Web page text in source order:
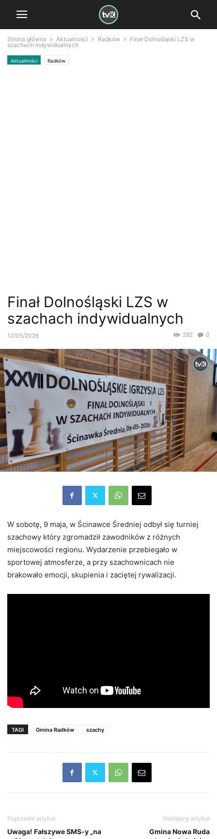
Strona główna Aktualności Radków
Finał Dolnośląski LZS w
szachach indywidualnych
Aktualności Radków
Finał Dolnośląski LZS w
szachach indywidualnych
12/05/2026 0
292
W sobotę, 9 maja, w Ścinawce Średniej odbył się turniej
szachowy który zgromadził zawodników z różnych
miejscowości regionu. Wydarzenie przebiegało w
sportowej atmosferze, a przy szachownicach nie
brakowało emocji, skupienia i zaciętej rywalizacji.
TAGI Gmina Radków szachy
Poprzedni artykuł
Uwaga! Fałszywe SMS-y „na
Następny artykuł
Gmina Nowa Ruda